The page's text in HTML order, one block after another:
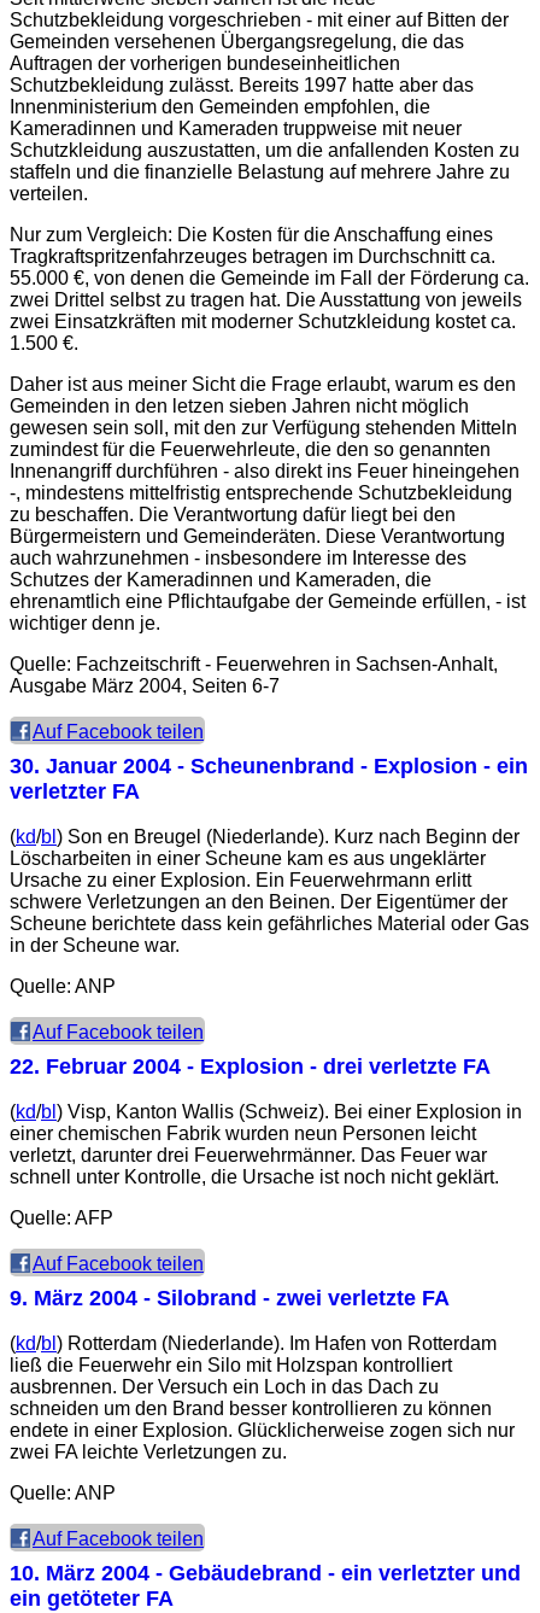
Schutzbekleidung vorgeschrieben - mit einer auf Bitten der
Gemeinden versehenen Übergangsregelung, die das
Auftragen der vorherigen bundeseinheitlichen
Schutzbekleidung zulässt. Bereits 1997 hatte aber das
Innenministerium den Gemeinden empfohlen, die
Kameradinnen und Kameraden truppweise mit neuer
Schutzkleidung auszustatten, um die anfallenden Kosten zu
staffeln und die finanzielle Belastung auf mehrere Jahre zu
verteilen.
Nur zum Vergleich: Die Kosten für die Anschaffung eines
Tragkraftspritzenfahrzeuges betragen im Durchschnitt ca.
55.000 €, von denen die Gemeinde im Fall der Förderung ca.
zwei Drittel selbst zu tragen hat. Die Ausstattung von jeweils
zwei Einsatzkräften mit moderner Schutzkleidung kostet ca.
1.500 €.
Daher ist aus meiner Sicht die Frage erlaubt, warum es den
Gemeinden in den letzen sieben Jahren nicht möglich
gewesen sein soll, mit den zur Verfügung stehenden Mitteln
zumindest für die Feuerwehrleute, die den so genannten
Innenangriff durchführen - also direkt ins Feuer hineingehen
-, mindestens mittelfristig entsprechende Schutzbekleidung
zu beschaffen. Die Verantwortung dafür liegt bei den
Bürgermeistern und Gemeinderäten. Diese Verantwortung
auch wahrzunehmen - insbesondere im Interesse des
Schutzes der Kameradinnen und Kameraden, die
ehrenamtlich eine Pflichtaufgabe der Gemeinde erfüllen, - ist
wichtiger denn je.
Quelle: Fachzeitschrift - Feuerwehren in Sachsen-Anhalt,
Ausgabe März 2004, Seiten 6-7
Auf Facebook teilen
30. Januar 2004 - Scheunenbrand - Explosion - ein
verletzter FA
(kd/bl ) Son en Breugel (Niederlande). Kurz nach Beginn der
Löscharbeiten in einer Scheune kam es aus ungeklärter
Ursache zu einer Explosion. Ein Feuerwehrmann erlitt
schwere Verletzungen an den Beinen. Der Eigentümer der
Scheune berichtete dass kein gefährliches Material oder Gas
in der Scheune war.
Quelle: ANP
Auf Facebook teilen
22. Februar 2004 - Explosion - drei verletzte FA
(kd/bl ) Visp, Kanton Wallis (Schweiz). Bei einer Explosion in
einer chemischen Fabrik wurden neun Personen leicht
verletzt, darunter drei Feuerwehrmänner. Das Feuer war
schnell unter Kontrolle, die Ursache ist noch nicht geklärt.
Quelle: AFP
Auf Facebook teilen
9. März 2004 - Silobrand - zwei verletzte FA
(kd/bl ) Rotterdam (Niederlande). Im Hafen von Rotterdam
ließ die Feuerwehr ein Silo mit Holzspan kontrolliert
ausbrennen. Der Versuch ein Loch in das Dach zu
schneiden um den Brand besser kontrollieren zu können
endete in einer Explosion. Glücklicherweise zogen sich nur
zwei FA leichte Verletzungen zu.
Quelle: ANP
Auf Facebook teilen
10. März 2004 - Gebäudebrand - ein verletzter und
ein getöteter FA